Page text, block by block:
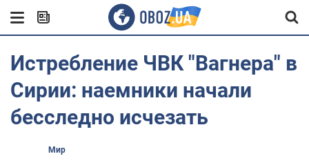
Истребление ЧВК "Вагнера" в
Сирии: наемники начали
бесследно исчезать
Мир